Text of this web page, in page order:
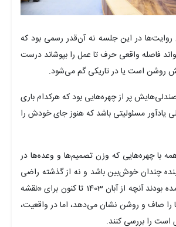
در این جلسه نه آن‌قدر رسمی بود که
فاصله واقعی حرف تا عمل را بپوشاند درست
روشن است یا در تاریکی گم می‌شود.
پر از چهره‌هایی بود که هرکدام باری
یادآور مسئولیتی باشد که هنوز جای خودش را
با چهره‌هایی که وزن تصمیم‌ها و وعده‌ها در
چندان خوش‌بین باشد و نه از گذشته راضی
معلق مانده بودند درست مثل فضایی که در جلسه حاکم بود، آمده بودند آنچه از آبان 1403 تا کنون برای «نقشه
را صاف و روشن نشان می‌دهد، اما در واقعیت،
است را بررسی کنند.